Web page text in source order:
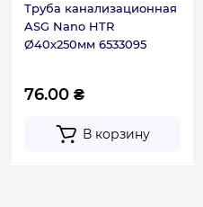
Труба канализационная
ASG Nano HTR
Ø40х250мм 6533095
76.00 ₴
В корзину